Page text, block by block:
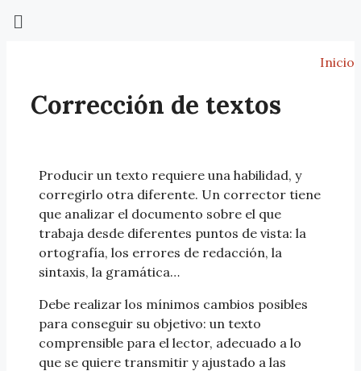
Inicio
Corrección de textos
Producir un texto requiere una habilidad, y
corregirlo otra diferente. Un corrector tiene
que analizar el documento sobre el que
trabaja desde diferentes puntos de vista: la
ortografía, los errores de redacción, la
sintaxis, la gramática…
Debe realizar los mínimos cambios posibles
para conseguir su objetivo: un texto
comprensible para el lector, adecuado a lo
que se quiere transmitir y ajustado a las